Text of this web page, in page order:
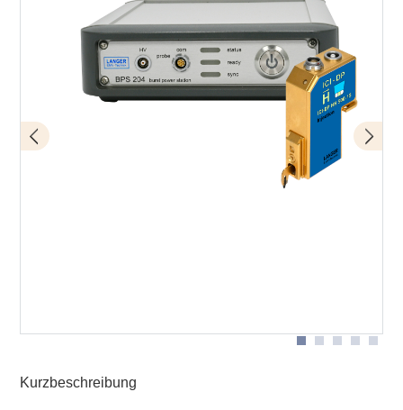
Messplatz Fault injection mit Langer IC-Scanner
Kurzbeschreibung